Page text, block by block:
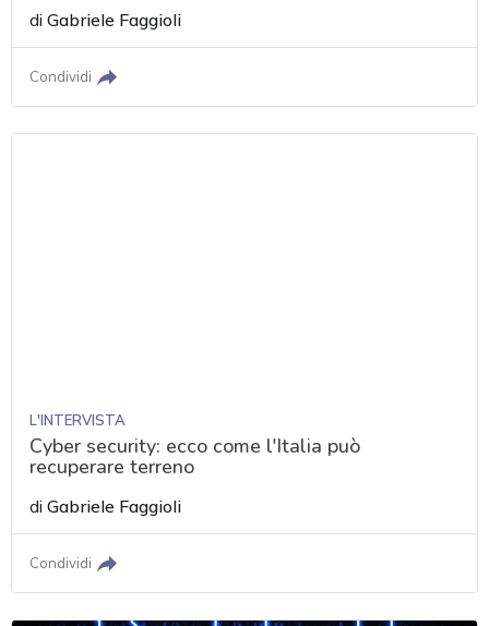
diGabriele Faggioli
Condividi
L'INTERVISTA
Cyber security: ecco come l'Italia può
recuperare terreno
diGabriele Faggioli
Condividi